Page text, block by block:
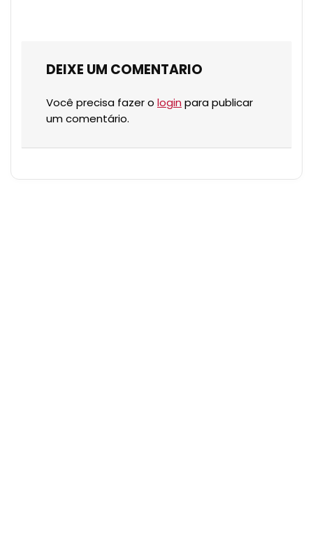
DEIXE UM COMENTARIO
Você precisa fazer o login para publicar
um comentário.